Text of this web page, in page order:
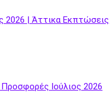
2026 | Άττικα Εκπτώσεις
Ιούλιος 2026